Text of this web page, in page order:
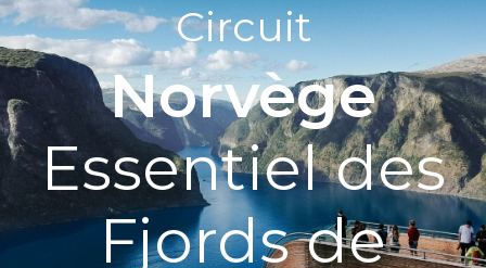
Circuit
Norvège
Essentiel des
Fjords de